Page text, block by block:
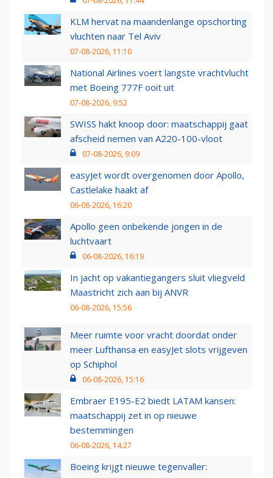
KLM hervat na maandenlange opschorting
vluchten naar Tel Aviv
07-08-2026, 11:10
National Airlines voert langste vrachtvlucht
met Boeing 777F ooit uit
07-08-2026, 9:52
SWISS hakt knoop door: maatschappij gaat
afscheid nemen van A220-100-vloot
07-08-2026, 9:09
easyJet wordt overgenomen door Apollo,
Castlelake haakt af
06-08-2026, 16:20
Apollo geen onbekende jongen in de
luchtvaart
06-08-2026, 16:19
In jacht op vakantiegangers sluit vliegveld
Maastricht zich aan bij ANVR
06-08-2026, 15:56
Meer ruimte voor vracht doordat onder
meer Lufthansa en easyJet slots vrijgeven
op Schiphol
06-08-2026, 15:16
Embraer E195-E2 biedt LATAM kansen:
maatschappij zet in op nieuwe
bestemmingen
06-08-2026, 14:27
Boeing krijgt nieuwe tegenvaller: